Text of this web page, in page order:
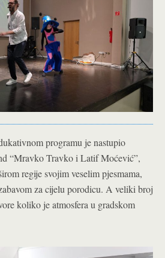
programu je nastupio
“Mravko Travko i Latif Moćević”,
regije svojim veselim pjesmama,
za cijelu porodicu. A veliki broj
koliko je atmosfera u gradskom